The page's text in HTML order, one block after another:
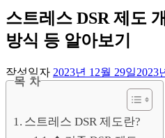
스트레스 DSR 제도
방식 등 알아보기
작성일자 2023년 12월 29일2023
목 차
스트레스 DSR 제도란?